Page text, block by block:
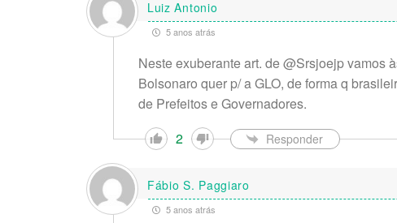
Luiz Antonio
5 anos atrás
Neste exuberante art. de @Srsjoejp vamos
Bolsonaro quer p/ a GLO, de forma q
de Prefeitos e Governadores.
2
Responder
Fábio S. Paggiaro
5 anos atrás